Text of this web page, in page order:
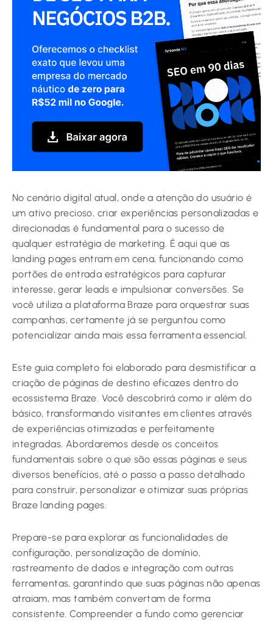
No cenário digital atual, onde a atenção do usuário é
um ativo precioso, criar experiências personalizadas e
direcionadas é fundamental para o sucesso de
qualquer estratégia de marketing. É aqui que as
landing pages entram em cena, funcionando como
portões de entrada estratégicos para capturar
interesse, gerar leads e impulsionar conversões. Se
você utiliza a plataforma Braze para orquestrar suas
campanhas, certamente já se perguntou como
potencializar ainda mais essa ferramenta essencial.
Este guia completo foi elaborado para desmistificar a
criação de páginas de destino eficazes dentro do
ecossistema Braze. Você descobrirá como ir além do
básico, transformando visitantes em clientes através
de experiências otimizadas e perfeitamente
integradas. Abordaremos desde os conceitos
fundamentais sobre o que são essas páginas e seus
diversos benefícios, até o passo a passo detalhado
para construir, personalizar e otimizar suas próprias
Braze landing pages.
Prepare-se para explorar as funcionalidades de
configuração, personalização de domínio,
rastreamento de dados e integração com outras
ferramentas, garantindo que suas páginas não apenas
atraiam, mas também convertam de forma
consistente. Compreender a fundo como gerenciar